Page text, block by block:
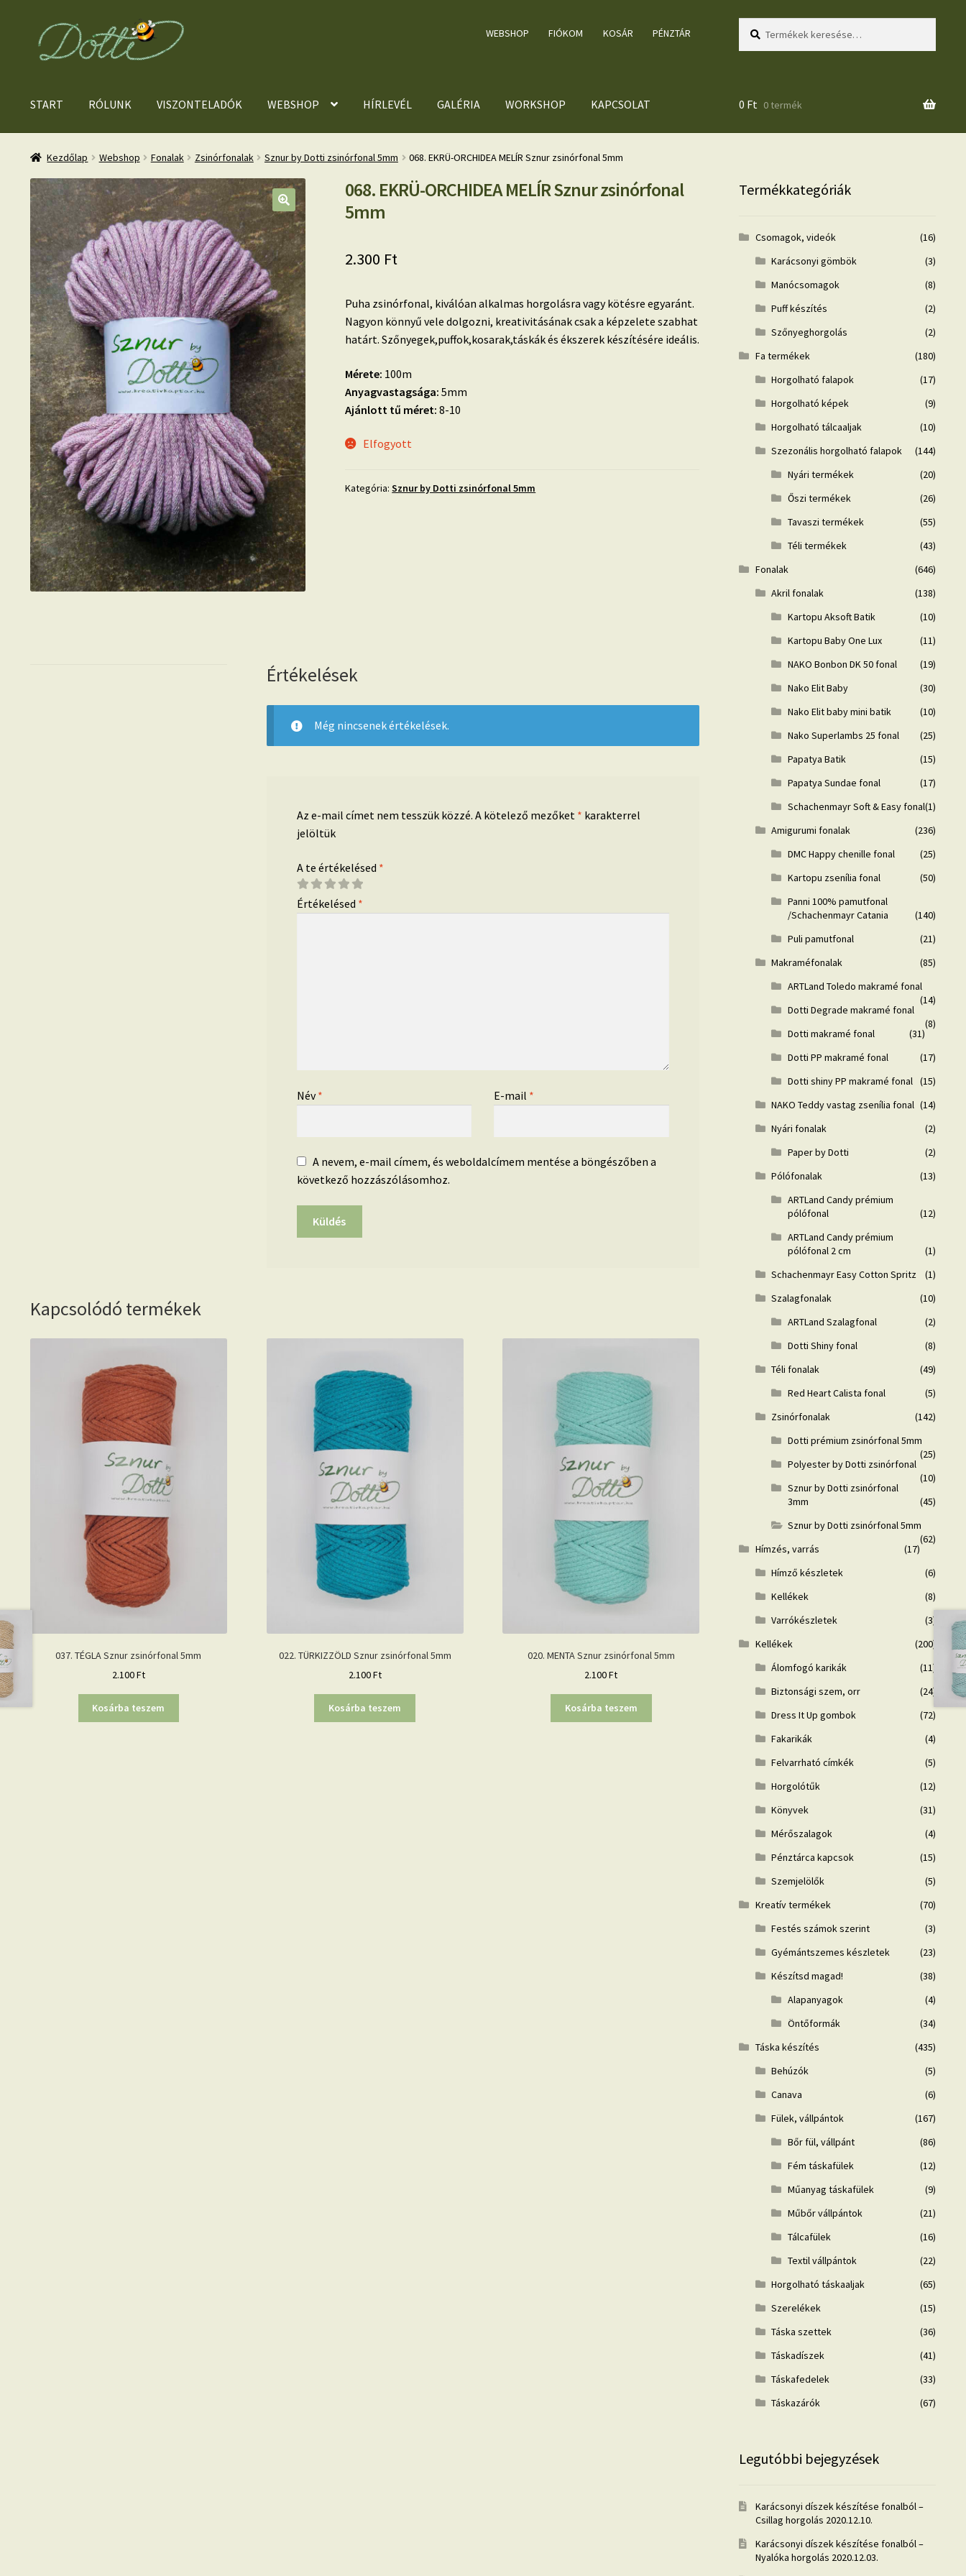
Ugrás
navigációhoz
Kilépés
tartalomba
WEBSHOP FIÓKOM KOSÁR PÉNZTÁR
START RÓLUNK VISZONTELADÓK WEBSHOP HÍRLEVÉL GALÉRIA WORKSHOP KAPCSOLAT 0 Ft 0 termék
Kezdőlap Webshop Fonalak Zsinórfonalak Sznur by Dotti zsinórfonal 5mm 068. EKRÜ-ORCHIDEA MELÍR Sznur zsinórfonal 5mm
068. EKRÜ-ORCHIDEA MELÍR Sznur zsinórfonal
5mm
2.300 Ft
Puha zsinórfonal, kiválóan alkalmas horgolásra vagy kötésre egyaránt.
Nagyon könnyű vele dolgozni, kreativitásának csak a képzelete szabhat
határt. Szőnyegek,puffok,kosarak,táskák és ékszerek készítésére ideális.
Mérete: 100m
Anyagvastagsága: 5mm
Ajánlott tű méret: 8-10
Elfogyott
Kategória:Sznur by Dotti zsinórfonal 5mm
Értékelések
Még nincsenek értékelések.
Az e-mail címet nem tesszük közzé. A kötelező mezőket * karakterrel
jelöltük
A te értékelésed *
Értékelésed *
Név* E-mail *
A nevem, e-mail címem, és weboldalcímem mentése a böngészőben a
következő hozzászólásomhoz.
Kapcsolódó termékek
037. TÉGLA Sznur zsinórfonal 5mm
2.100Ft
Kosárba teszem
022. TÜRKIZZÖLD Sznur zsinórfonal 5mm
2.100Ft
Kosárba teszem
020. MENTA Sznur zsinórfonal 5mm
2.100Ft
Kosárba teszem
Termékkategóriák
Csomagok, videók
(16)
Karácsonyi gömbök
(3)
Manócsomagok
(8)
Puff készítés
(2)
Szőnyeghorgolás
(2)
Fa termékek
(180)
Horgolható falapok
(17)
Horgolható képek
(9)
Horgolható tálcaaljak
(10)
Szezonális horgolható falapok
(144)
Nyári termékek
(20)
Őszi termékek
(26)
Tavaszi termékek
(55)
Téli termékek
(43)
Fonalak
(646)
Akril fonalak
(138)
Kartopu Aksoft Batik
(10)
Kartopu Baby One Lux
(11)
NAKO Bonbon DK 50 fonal
(19)
Nako Elit Baby
(30)
Nako Elit baby mini batik
(10)
Nako Superlambs 25 fonal
(25)
Papatya Batik
(15)
Papatya Sundae fonal
(17)
Schachenmayr Soft & Easy fonal(1)
Amigurumi fonalak
(236)
DMC Happy chenille fonal
(25)
Kartopu zsenília fonal
(50)
Panni 100% pamutfonal
/Schachenmayr Catania
(140)
Puli pamutfonal
(21)
Makraméfonalak
(85)
ARTLand Toledo makramé fonal
(14)
Dotti Degrade makramé fonal
(8)
Dotti makramé fonal
(31)
Dotti PP makramé fonal
(17)
Dotti shiny PP makramé fonal (15)
NAKO Teddy vastag zsenília fonal (14)
Nyári fonalak
(2)
Paper by Dotti
(2)
Pólófonalak
(13)
ARTLand Candy prémium
pólófonal
(12)
ARTLand Candy prémium
pólófonal 2 cm
(1)
Schachenmayr Easy Cotton Spritz
(1)
Szalagfonalak
(10)
ARTLand Szalagfonal
(2)
Dotti Shiny fonal
(8)
Téli fonalak
(49)
Red Heart Calista fonal
(5)
Zsinórfonalak
(142)
Dotti prémium zsinórfonal 5mm
(25)
Polyester by Dotti zsinórfonal
(10)
Sznur by Dotti zsinórfonal
3mm
(45)
Sznur by Dotti zsinórfonal 5mm
(62)
Hímzés, varrás
(17)
Hímző készletek
(6)
Kellékek
(8)
Varrókészletek
(3)
Kellékek
(200)
Álomfogó karikák
(11)
Biztonsági szem, orr
(24)
Dress It Up gombok
(72)
Fakarikák
(4)
Felvarrható címkék
(5)
Horgolótűk
(12)
Könyvek
(31)
Mérőszalagok
(4)
Pénztárca kapcsok
(15)
Szemjelölők
(5)
Kreatív termékek
(70)
Festés számok szerint
(3)
Gyémántszemes készletek
(23)
Készítsd magad!
(38)
Alapanyagok
(4)
Öntőformák
(34)
Táska készítés
(435)
Behúzók
(5)
Canava
(6)
Fülek, vállpántok
(167)
Bőr fül, vállpánt
(86)
Fém táskafülek
(12)
Műanyag táskafülek
(9)
Műbőr vállpántok
(21)
Tálcafülek
(16)
Textil vállpántok
(22)
Horgolható táskaaljak
(65)
Szerelékek
(15)
Táska szettek
(36)
Táskadíszek
(41)
Táskafedelek
(33)
Táskazárók
(67)
Legutóbbi bejegyzések
Karácsonyi díszek készítése fonalból –
Csillag horgolás 2020.12.10.
Karácsonyi díszek készítése fonalból –
Nyalóka horgolás 2020.12.03.